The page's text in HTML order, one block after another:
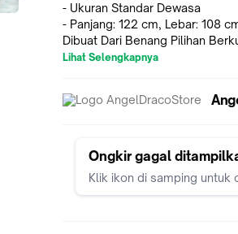
- Ukuran Standar Dewasa
- Panjang: 122 cm, Lebar: 108
Dibuat Dari Benang Pilihan
Mesin Berteknologi Canggih.
Kepuasan Berbelanja Anda
#sarung #Wadimor
#sarunghitampolos
#sarunghitam
#sarungputih
Lihat Selengkapnya
Ongkir gagal
Klik ikon di samping untuk